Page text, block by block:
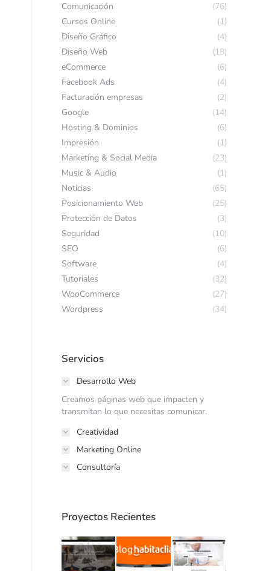
Comunicación
(76)
Cursos Online
(1)
Diseño Gráfico
(4)
Diseño Web
(18)
eCommerce
(6)
Facebook Ads
(4)
Facturación empresas
(2)
Google
(14)
Hosting & Dominios
(6)
Impresión
(1)
Marketing & Social Media
(23)
Music & Audio
(1)
Noticias
(65)
Posicionamiento Web
(25)
Protección de Datos
(3)
Seguridad
(10)
SEO
(6)
Software
(4)
Tutoriales
(32)
WooCommerce
(27)
Wordpress
(34)
Servicios
Desarrollo Web
Creamos páginas web que impacten y
transmitan lo que necesitas comunicar.
Creatividad
Marketing Online
Consultoría
Proyectos Recientes